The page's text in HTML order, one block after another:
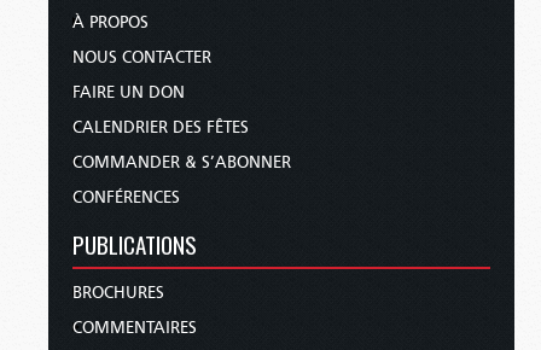
À PROPOS
NOUS CONTACTER
FAIRE UN DON
CALENDRIER DES FÊTES
COMMANDER & S’ABONNER
CONFÉRENCES
PUBLICATIONS
BROCHURES
COMMENTAIRES